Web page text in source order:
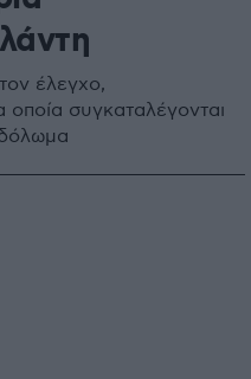
έλεγχο,
συγκαταλέγονται